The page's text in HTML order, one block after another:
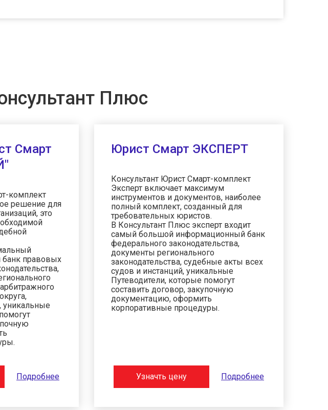
Плюс
Смарт
комплект
решение для
это
правовых
Подробнее
Юрист Смарт ЭКСПЕРТ
Консультант Юрист Смарт-комплект
Эксперт включает максимум
инструментов и документов, наиболее
полный комплект, созданный для
требовательных юристов.
В Консультант Плюс эксперт входит
самый большой информационный банк
федерального законодательства,
документы регионального
законодательства, судебные акты всех
судов и инстанций, уникальные
Путеводители, которые помогут
составить договор, закупочную
документацию, оформить
корпоративные процедуры.
Узначть цену Подробнее